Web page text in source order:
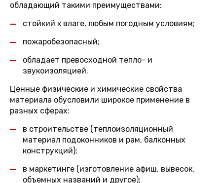
обладающий такими преимуществами:
стойкий к влаге, любым погодным условиям;
пожаробезопасный;
обладает превосходной тепло- и
звукоизоляцией.
Ценные физические и химические свойства
материала обусловили широкое применение в
разных сферах:
в строительстве (теплоизоляционный
материал подоконников и рам, балконных
конструкций);
в маркетинге (изготовление афиш, вывесок,
объемных названий и другое);